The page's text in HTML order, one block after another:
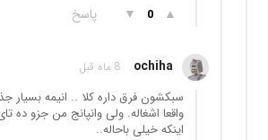
▲
0
▼ پاسخ
ochiha 8 ماه قبل
سبکشون فرق داره کلا .. انیمه بسیار
واقعا اشغاله. ولی وانپانج من جزو ده
اینکه خیلی باحاله..